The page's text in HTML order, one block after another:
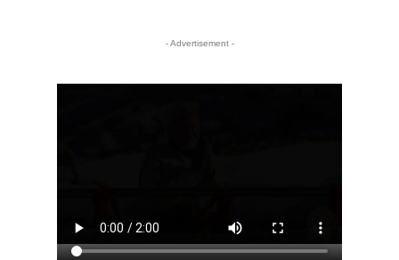
- Advertisement -